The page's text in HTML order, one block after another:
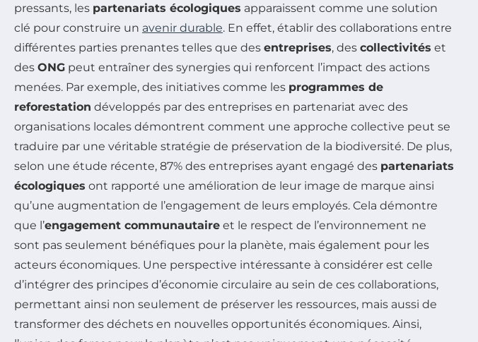
pressants, les partenariats écologiques apparaissent comme une solution
clé pour construire un avenir durable. En effet, établir des collaborations entre
différentes parties prenantes telles que des entreprises, des collectivités et
des ONG peut entraîner des synergies qui renforcent l’impact des actions
menées. Par exemple, des initiatives comme les programmes de
reforestation développés par des entreprises en partenariat avec des
organisations locales démontrent comment une approche collective peut se
traduire par une véritable stratégie de préservation de la biodiversité. De plus,
selon une étude récente, 87% des entreprises ayant engagé des partenariats
écologiques ont rapporté une amélioration de leur image de marque ainsi
qu’une augmentation de l’engagement de leurs employés. Cela démontre
que l’engagement communautaire et le respect de l’environnement ne
sont pas seulement bénéfiques pour la planète, mais également pour les
acteurs économiques. Une perspective intéressante à considérer est celle
d’intégrer des principes d’économie circulaire au sein de ces collaborations,
permettant ainsi non seulement de préserver les ressources, mais aussi de
transformer des déchets en nouvelles opportunités économiques. Ainsi,